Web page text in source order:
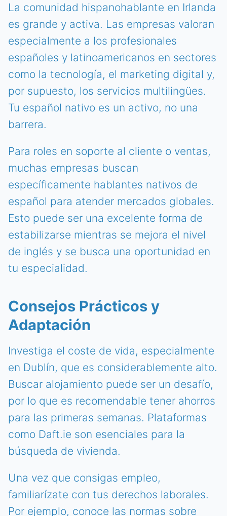
La comunidad hispanohablante en Irlanda
es grande y activa. Las empresas valoran
especialmente a los profesionales
españoles y latinoamericanos en sectores
como la tecnología, el marketing digital y,
por supuesto, los servicios multilingües.
Tu español nativo es un activo, no una
barrera.
Para roles en soporte al cliente o ventas,
muchas empresas buscan
específicamente hablantes nativos de
español para atender mercados globales.
Esto puede ser una excelente forma de
estabilizarse mientras se mejora el nivel
de inglés y se busca una oportunidad en
tu especialidad.
Consejos Prácticos y
Adaptación
Investiga el coste de vida, especialmente
en Dublín, que es considerablemente alto.
Buscar alojamiento puede ser un desafío,
por lo que es recomendable tener ahorros
para las primeras semanas. Plataformas
como Daft.ie son esenciales para la
búsqueda de vivienda.
Una vez que consigas empleo,
familiarízate con tus derechos laborales.
Por ejemplo, conoce las normas sobre